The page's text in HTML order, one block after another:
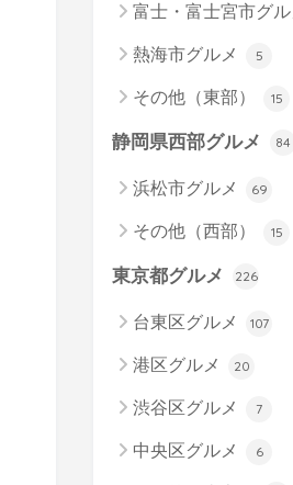
富士・富士宮市グル
熱海市グルメ 5
その他（東部） 15
静岡県西部グルメ 84
浜松市グルメ 69
その他（西部） 15
東京都グルメ 226
台東区グルメ 107
港区グルメ 20
渋谷区グルメ 7
中央区グルメ 6